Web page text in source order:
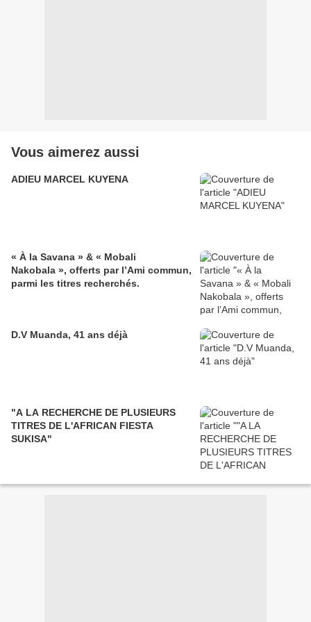
Vous aimerez aussi
ADIEU MARCEL KUYENA
« À la Savana » & « Mobali
Nakobala », offerts par l’Ami commun,
parmi les titres recherchés.
D.V Muanda, 41 ans déjà
"A LA RECHERCHE DE PLUSIEURS
TITRES DE L'AFRICAN FIESTA
SUKISA"